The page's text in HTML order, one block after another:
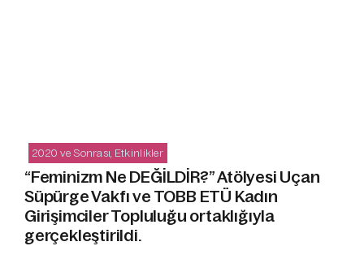
2020 ve Sonrası Etkinlikler
“Feminizm Ne DEĞİLDİR?” Atölyesi Uçan
Süpürge Vakfı ve TOBB ETÜ Kadın
Girişimciler Topluluğu ortaklığıyla
gerçekleştirildi.